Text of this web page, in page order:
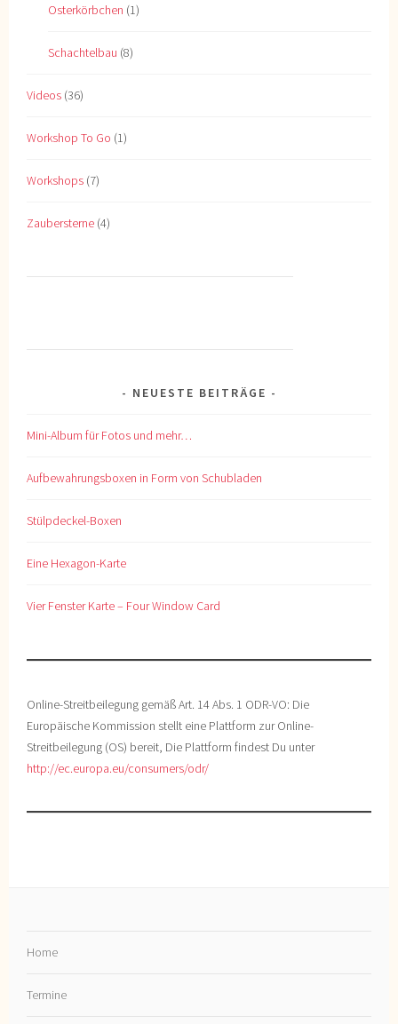
Osterkörbchen (1)
Schachtelbau (8)
Videos (36)
Workshop To Go (1)
Workshops (7)
Zaubersterne (4)
NEUESTE BEITRÄGE
Mini-Album für Fotos und mehr…
Aufbewahrungsboxen in Form von Schubladen
Stülpdeckel-Boxen
Eine Hexagon-Karte
Vier Fenster Karte – Four Window Card
Online-Streitbeilegung gemäß Art. 14 Abs. 1 ODR-VO: Die
Europäische Kommission stellt eine Plattform zur Online-
Streitbeilegung (OS) bereit, Die Plattform findest Du unter
http://ec.europa.eu/consumers/odr/
Home
Termine